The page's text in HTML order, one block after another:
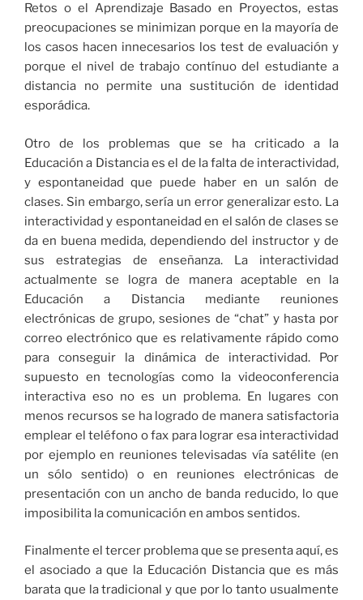
Retos o el Aprendizaje Basado en Proyectos, estas
preocupaciones se minimizan porque en la mayoría de
los casos hacen innecesarios los test de evaluación y
porque el nivel de trabajo contínuo del estudiante a
distancia no permite una sustitución de identidad
esporádica.
Otro de los problemas que se ha criticado a la
Educación a Distancia es el de la falta de interactividad,
y espontaneidad que puede haber en un salón de
clases. Sin embargo, sería un error generalizar esto. La
interactividad y espontaneidad en el salón de clases se
da en buena medida, dependiendo del instructor y de
sus estrategias de enseñanza. La interactividad
actualmente se logra de manera aceptable en la
Educación a Distancia mediante reuniones
electrónicas de grupo, sesiones de “chat” y hasta por
correo electrónico que es relativamente rápido como
para conseguir la dinámica de interactividad. Por
supuesto en tecnologías como la videoconferencia
interactiva eso no es un problema. En lugares con
menos recursos se ha logrado de manera satisfactoria
emplear el teléfono o fax para lograr esa interactividad
por ejemplo en reuniones televisadas vía satélite (en
un sólo sentido) o en reuniones electrónicas de
presentación con un ancho de banda reducido, lo que
imposibilita la comunicación en ambos sentidos.
Finalmente el tercer problema que se presenta aquí, es
el asociado a que la Educación Distancia que es más
barata que la tradicional y que por lo tanto usualmente